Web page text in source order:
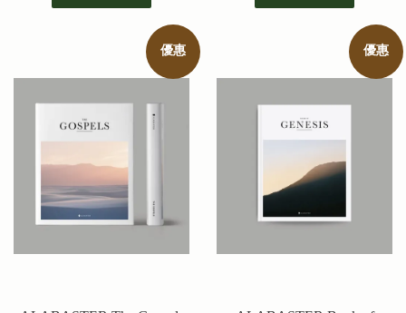
優惠 優惠